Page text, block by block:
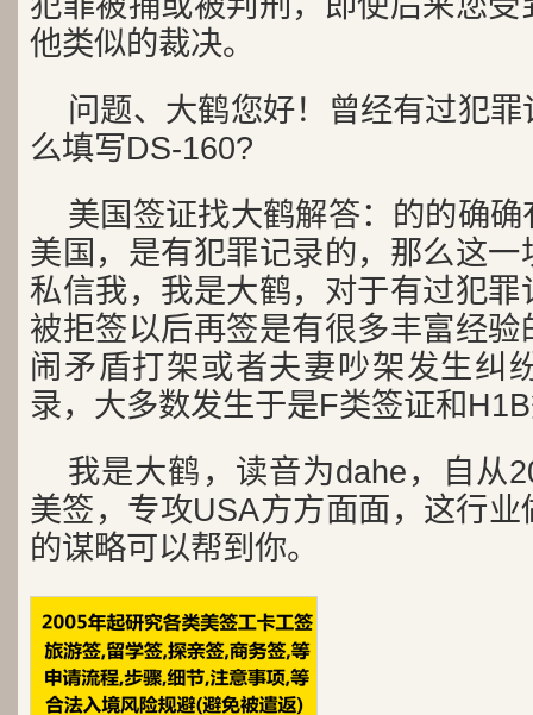
他类似的裁决。
问题、大鹤您好！曾经有过犯
么填写DS-160?
美国签证找大鹤解答：的的确
美国，是有犯罪记录的，那么这
私信我，我是大鹤，对于有过犯
被拒签以后再签是有很多丰富经
闹矛盾打架或者夫妻吵架发生纠
录，大多数发生于是F类签证和
我是大鹤，读音为dahe，自从
美签，专攻USA方方面面，这行
的谋略可以帮到你。